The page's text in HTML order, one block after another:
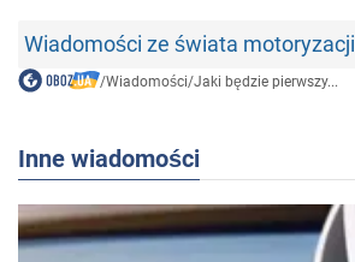
Wiadomości ze świata motoryzacji
/Wiadomości/Jaki będzie pierwszy...
Inne wiadomości